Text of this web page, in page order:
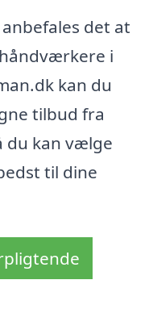
det at
i
kan du
tilbud fra
du kan vælge
til dine